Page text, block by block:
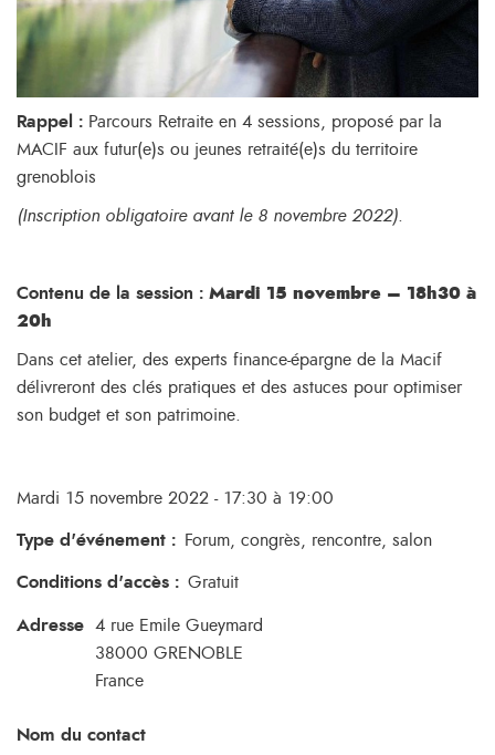
Rappel : Parcours Retraite en 4 sessions, proposé par la
MACIF aux futur(e)s ou jeunes retraité(e)s du territoire
grenoblois
(Inscription obligatoire avant le 8 novembre 2022).
Contenu de la session : Mardi 15 novembre – 18h30 à
20h
Dans cet atelier, des experts finance-épargne de la Macif
délivreront des clés pratiques et des astuces pour optimiser
son budget et son patrimoine.
Mardi 15 novembre 2022 - 17:30 à 19:00
Type d'événement : Forum, congrès, rencontre, salon
Conditions d'accès : Gratuit
Adresse
4 rue Emile Gueymard
38000 GRENOBLE
France
Nom du contact